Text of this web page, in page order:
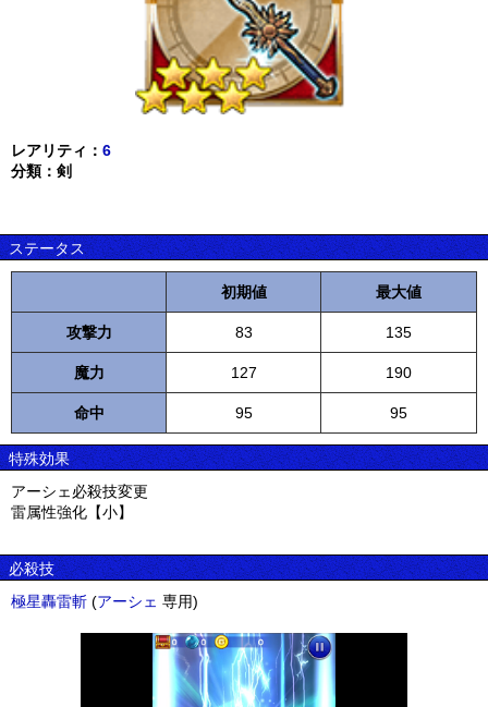
レアリティ： 6
分類：剣
ステータス
初期値 最大値
攻撃力 83 135
魔力 127 190
命中 95 95
特殊効果
アーシェ必殺技変更
雷属性強化【小】
必殺技
極星轟雷斬 (アーシェ 専用)